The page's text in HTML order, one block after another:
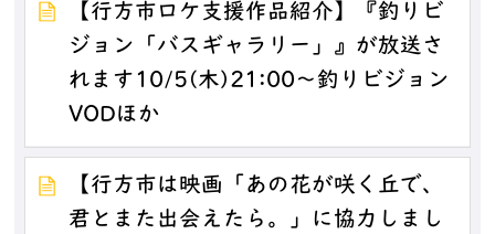
【行方市ロケ支援作品紹介】『釣りビ
ジョン「バスギャラリー」』が放送さ
れます10/5(木)21:00～釣りビジョン
VODほか
【行方市は映画「あの花が咲く丘で、
君とまた出会えたら。」に協力しまし